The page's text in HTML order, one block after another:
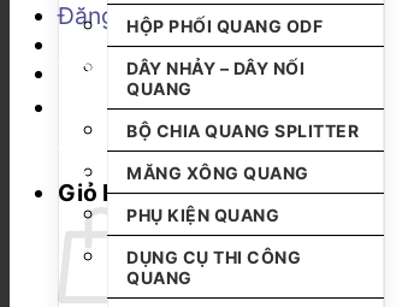
Đăng nhập
Giỏ hàng
HỘP PHỐI QUANG ODF
DÂY NHẢY – DÂY NỐI
QUANG
BỘ CHIA QUANG SPLITTER
MĂNG XÔNG QUANG
PHỤ KIỆN QUANG
DỤNG CỤ THI CÔNG
QUANG